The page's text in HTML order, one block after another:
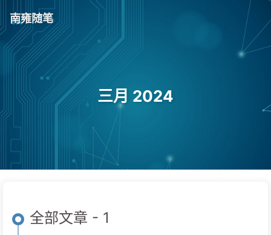
南雍随笔
三月 2024
全部文章 - 1